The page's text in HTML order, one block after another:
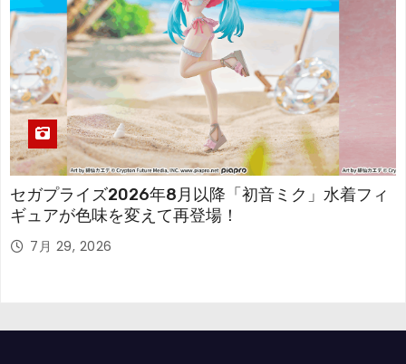
セガプライズ2026年8月以降「初音ミク」水着フィ
ギュアが色味を変えて再登場！
7月 29, 2026